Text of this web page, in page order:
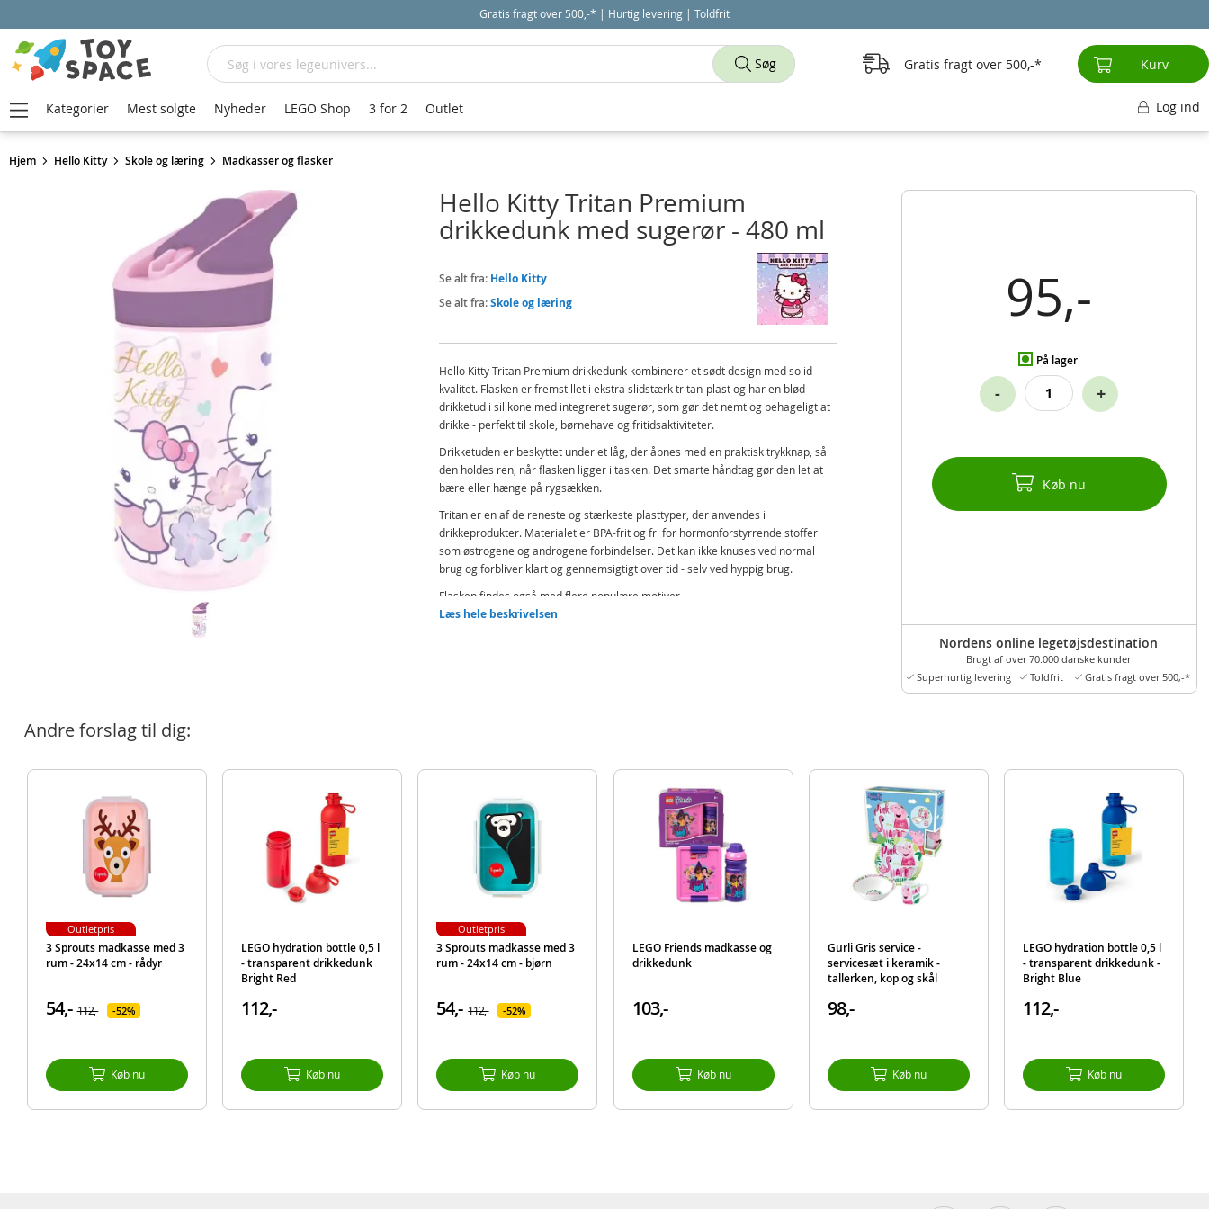
Gratis fragt over 500,-* | Hurtig levering | Toldfrit
Hjem Hello Kitty Skole og læring Madkasser og flasker
95,-
På lager
- +
Køb nu
Nordens online legetøjsdestination
Brugt af over 70.000 danske kunder
Superhurtig levering
Toldfrit Gratis fragt over 500,-*
Hello Kitty Tritan Premium
drikkedunk med sugerør - 480 ml
Se alt fra: Hello Kitty
Se alt fra:Skole og læring
Hello Kitty Tritan Premium drikkedunk kombinerer et sødt design med solid
kvalitet. Flasken er fremstillet i ekstra slidstærk tritan-plast og har en blød
drikketud i silikone med integreret sugerør, som gør det nemt og behageligt at
drikke - perfekt til skole, børnehave og fritidsaktiviteter.
Drikketuden er beskyttet under et låg, der åbnes med en praktisk trykknap, så
den holdes ren, når flasken ligger i tasken. Det smarte håndtag gør den let at
bære eller hænge på rygsækken.
Tritan er en af de reneste og stærkeste plasttyper, der anvendes i
drikkeprodukter. Materialet er BPA-frit og fri for hormonforstyrrende stoffer
som østrogene og androgene forbindelser. Det kan ikke knuses ved normal
brug og forbliver klart og gennemsigtigt over tid - selv ved hyppig brug.
Flasken findes også med flere populære motiver.
Indeholder:
Produktdetaljer
8412497817962
Læs hele beskrivelsen
Andre forslag til dig:
3 Sprouts madkasse med 3
rum - 24x14 cm - rådyr
54,- 112,- 52%
Køb nu
Outletpris
LEGO hydration bottle 0,5 l
- transparent drikkedunk
Bright Red
112,-
Køb nu
3 Sprouts madkasse med 3
rum - 24x14 cm - bjørn
54,- 112,- 52%
Køb nu
Outletpris
LEGO Friends madkasse og
drikkedunk
103,-
Køb nu
Gurli Gris service -
servicesæt i keramik -
tallerken, kop og skål
98,-
Køb nu
LEGO hydration bottle 0,5 l
- transparent drikkedunk -
Bright Blue
112,-
Køb nu
Søg
Søg Gratis fragt over 500,- Kurv
Kategorier Mest solgte Nyheder LEGO Shop 3 for 2 Outlet Log ind